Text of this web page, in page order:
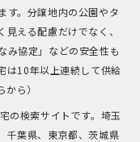
す。分譲地内の公園やタ
える配慮だけでなく、
み協定」などの安全性も
は10年以上連続して供給
ら）
の検索サイトです。埼玉
千葉県、東京都、茨城県